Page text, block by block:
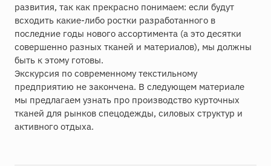
развития, так как прекрасно понимаем: если будут
всходить какие-либо ростки разработанного в
последние годы нового ассортимента (а это десятки
совершенно разных тканей и материалов), мы должны
быть к этому готовы.
Экскурсия по современному текстильному
предприятию не закончена. В следующем материале
мы предлагаем узнать про производство курточных
тканей для рынков спецодежды, силовых структур и
активного отдыха.